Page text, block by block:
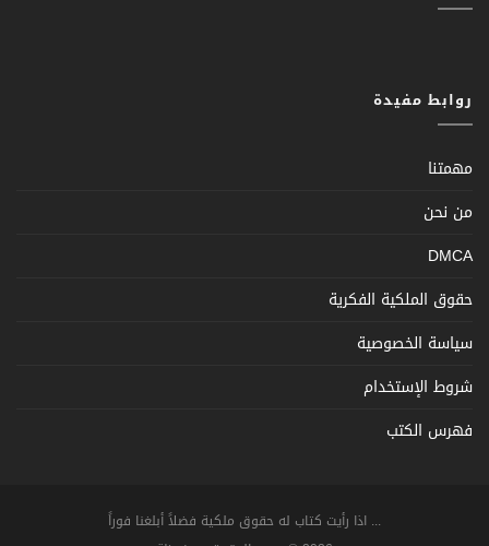
روابط مفيدة
مهمتنا
من نحن
DMCA
حقوق الملكية الفكرية
سياسة الخصوصية
شروط الإستخدام
فهرس الكتب
... اذا رأيت كتاب له حقوق ملكية فضلاً أبلغنا فوراً